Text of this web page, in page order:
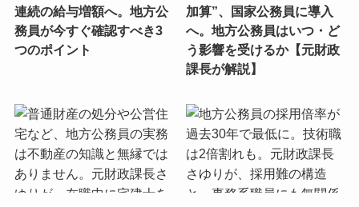
連続の給与増額へ。地方公
務員が今すぐ確認すべき3
つのポイント
加算”、国家公務員に導入
へ。地方公務員はいつ・ど
う影響を受けるか【元財政
課長が解説】